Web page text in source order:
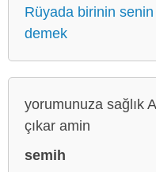
Rüyada birinin
demek
yorumunuza sağlık
çıkar amin
semih